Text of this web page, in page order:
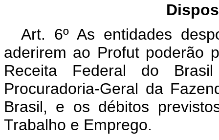
Art. 6º As entidades
aderirem ao Profut poderão
Receita Federal do
Procuradoria-Geral da
Brasil, e os débitos
Trabalho e Emprego.